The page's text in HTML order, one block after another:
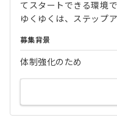
てスタートできる環境で
ゆくゆくは、ステップ
募集背景
体制強化のため